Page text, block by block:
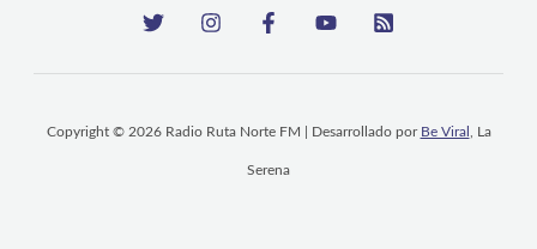
Copyright © 2026 Radio Ruta Norte FM | Desarrollado por Be Viral , La
Serena